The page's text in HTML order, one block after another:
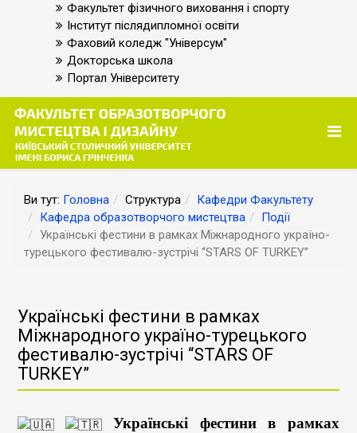
Факультет фізичного виховання і спорту
Інститут післядипломної освіти
Фаховий коледж "Універсум"
Докторська школа
Портал Університету
Ви тут: Головна Структура
Кафедри Факультету
Кафедра образотворчого мистецтва
Події
Українські фестини в рамках Міжнародного україно-
турецького фестивалю-зустрічі “STARS OF TURKEY”
Українські фестини в рамках
Міжнародного україно-турецького
фестивалю-зустрічі “STARS OF
TURKEY”
Українські фестини в рамках